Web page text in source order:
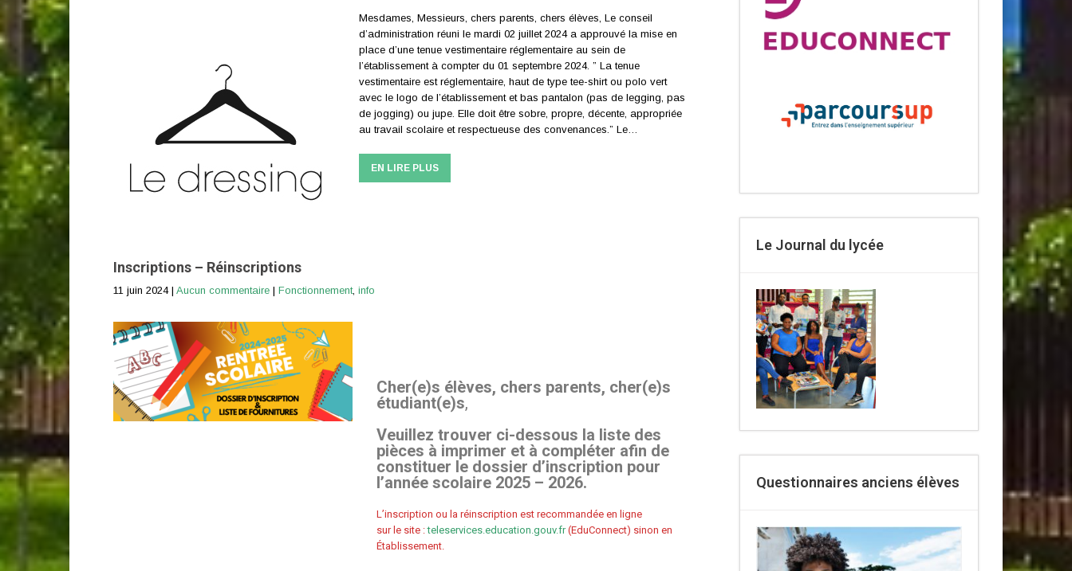
Mesdames, Messieurs, chers parents, chers élèves, Le conseil
d’administration réuni le mardi 02 juillet 2024 a approuvé la mise en
place d’une tenue vestimentaire réglementaire au sein de
l’établissement à compter du 01 septembre 2024. ” La tenue
vestimentaire est réglementaire, haut de type tee-shirt ou polo vert
avec le logo de l’établissement et bas pantalon (pas de legging, pas
de jogging) ou jupe. Elle doit être sobre, propre, décente, appropriée
au travail scolaire et respectueuse des convenances.” Le…
EN LIRE PLUS
Inscriptions – Réinscriptions
11 juin 2024 | Aucun commentaire | Fonctionnement, info
Cher(e)s élèves, chers parents, cher(e)s
étudiant(e)s,
Veuillez trouver ci-dessous la liste des
pièces à imprimer et à compléter afin de
constituer le dossier d’inscription pour
l’année scolaire 2025 – 2026.
L’inscription ou la réinscription est recommandée en ligne
sur le site :teleservices.education.gouv.fr(EduConnect) sinon en
Établissement.
Le Journal du lycée
Questionnaires anciens élèves